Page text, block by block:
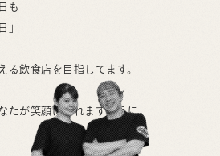
も
」
る飲食店を目指してます。
たが笑顔になれますように。